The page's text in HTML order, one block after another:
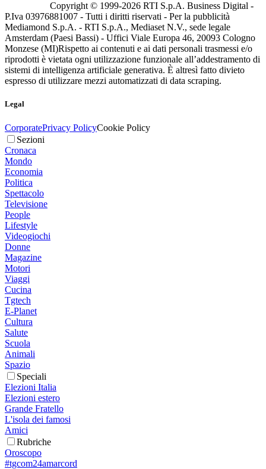
Copyright © 1999-2026 RTI S.p.A. Business Digital -
P.Iva 03976881007 - Tutti i diritti riservati - Per la pubblicità
Mediamond S.p.A. - RTI S.p.A., Mediaset N.V., sede legale
Amsterdam (Paesi Bassi) - Uffici Viale Europa 46, 20093 Cologno
Monzese (MI)Rispetto ai contenuti e ai dati personali trasmessi e/o
riprodotti è vietata ogni utilizzazione funzionale all’addestramento di
sistemi di intelligenza artificiale generativa. È altresì fatto divieto
espresso di utilizzare mezzi automatizzati di data scraping.
Legal
CorporatePrivacy PolicyCookie Policy
Sezioni
Cronaca
Mondo
Economia
Politica
Spettacolo
Televisione
People
Lifestyle
Videogiochi
Donne
Magazine
Motori
Viaggi
Cucina
Tgtech
E-Planet
Cultura
Salute
Scuola
Animali
Spazio
Speciali
Elezioni Italia
Elezioni estero
Grande Fratello
L'isola dei famosi
Amici
Rubriche
Oroscopo
#tgcom24amarcord